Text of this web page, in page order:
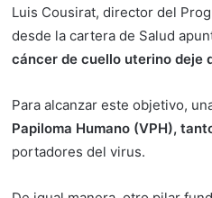
Luis Cousirat, director del
desde la cartera de Salud
cáncer de cuello uterino deje
Para alcanzar este objetivo,
Papiloma Humano (VPH),
portadores del virus.